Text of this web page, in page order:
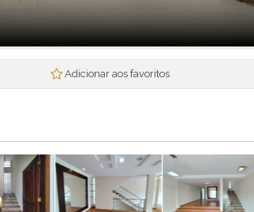
Morada Mineira
Mosaico da Serra
Mosaico Essence
Mosaico Horizontes
Praças Ipoema
Real Park - Mogi II
Recantos dos Pinheiros
Adicionar aos favoritos